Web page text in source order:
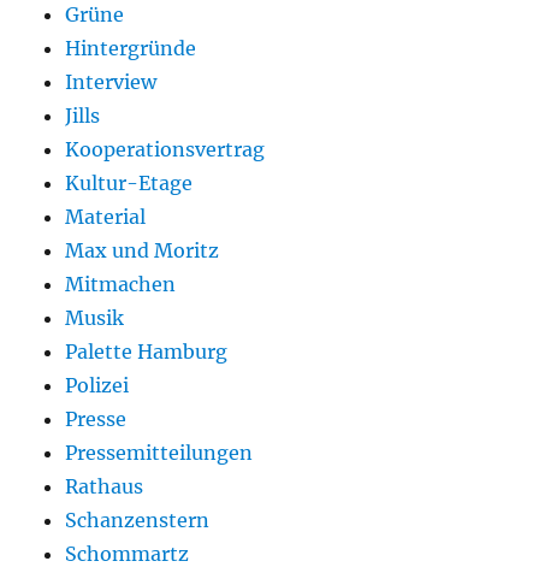
Grüne
Hintergründe
Interview
Jills
Kooperationsvertrag
Kultur-Etage
Material
Max und Moritz
Mitmachen
Musik
Palette Hamburg
Polizei
Presse
Pressemitteilungen
Rathaus
Schanzenstern
Schommartz